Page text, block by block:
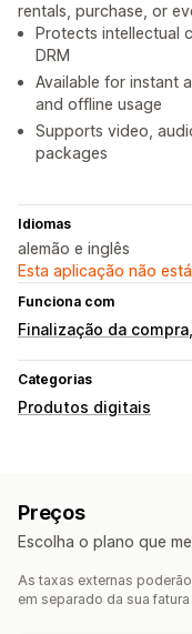
rentals, purchase, or
Protects intellectual
DRM
Available for instant
and offline usage
Supports video,
packages
Idiomas
alemão e inglês
Esta aplicação não
Funciona com
Finalização da compra
Categorias
Produtos digitais
Personalizado
Entrega de e-mail
Preços
Escolha o plano que
As taxas externas
em separado da sua